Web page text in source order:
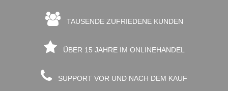
TAUSENDE ZUFRIEDENE KUNDEN
ÜBER 15 JAHRE IM ONLINEHANDEL
SUPPORT VOR UND NACH DEM KAUF